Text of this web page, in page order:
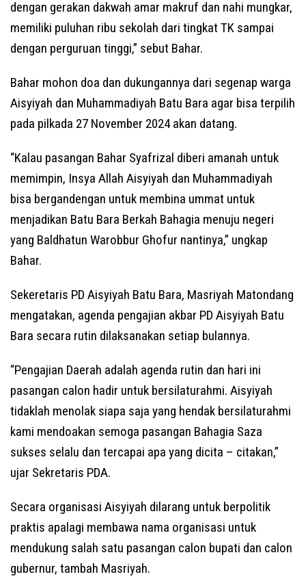
dengan gerakan dakwah amar makruf dan nahi mungkar,
memiliki puluhan ribu sekolah dari tingkat TK sampai
dengan perguruan tinggi,” sebut Bahar.
Bahar mohon doa dan dukungannya dari segenap warga
Aisyiyah dan Muhammadiyah Batu Bara agar bisa terpilih
pada pilkada 27 November 2024 akan datang.
“Kalau pasangan Bahar Syafrizal diberi amanah untuk
memimpin, Insya Allah Aisyiyah dan Muhammadiyah
bisa bergandengan untuk membina ummat untuk
menjadikan Batu Bara Berkah Bahagia menuju negeri
yang Baldhatun Warobbur Ghofur nantinya,” ungkap
Bahar.
Sekeretaris PD Aisyiyah Batu Bara, Masriyah Matondang
mengatakan, agenda pengajian akbar PD Aisyiyah Batu
Bara secara rutin dilaksanakan setiap bulannya.
“Pengajian Daerah adalah agenda rutin dan hari ini
pasangan calon hadir untuk bersilaturahmi. Aisyiyah
tidaklah menolak siapa saja yang hendak bersilaturahmi
kami mendoakan semoga pasangan Bahagia Saza
sukses selalu dan tercapai apa yang dicita – citakan,”
ujar Sekretaris PDA.
Secara organisasi Aisyiyah dilarang untuk berpolitik
praktis apalagi membawa nama organisasi untuk
mendukung salah satu pasangan calon bupati dan calon
gubernur, tambah Masriyah.